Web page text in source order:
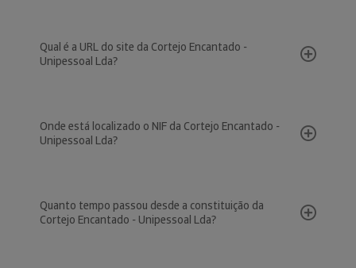
Qual é a URL do site da Cortejo Encantado -
Unipessoal Lda?
Onde está localizado o NIF da Cortejo Encantado -
Unipessoal Lda?
Quanto tempo passou desde a constituição da
Cortejo Encantado - Unipessoal Lda?